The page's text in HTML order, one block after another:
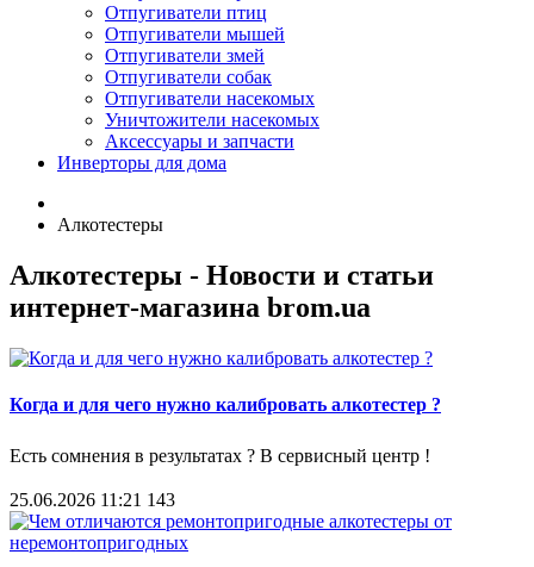
Отпугиватели птиц
Отпугиватели мышей
Отпугиватели змей
Отпугиватели собак
Отпугиватели насекомых
Уничтожители насекомых
Аксессуары и запчасти
Инверторы для дома
Алкотестеры
Алкотестеры - Новости и статьи
интернет-магазина brom.ua
Когда и для чего нужно калибровать алкотестер ?
Есть сомнения в результатах ? В сервисный центр !
25.06.2026 11:21 143